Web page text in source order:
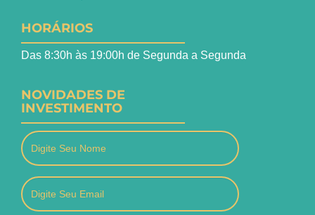
HORÁRIOS
Das 8:30h às 19:00h de Segunda a Segunda
NOVIDADES DE
INVESTIMENTO